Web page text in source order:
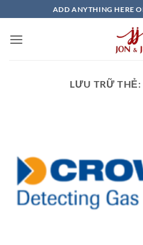
qua
nội
ADD ANYTHING HERE
LƯU TRỮ THẺ: